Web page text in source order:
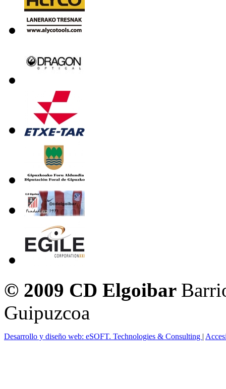
© 2009 CD Elgoibar
Guipuzcoa
Desarrollo y diseño web: eSOFT. Technologies & Consulting |